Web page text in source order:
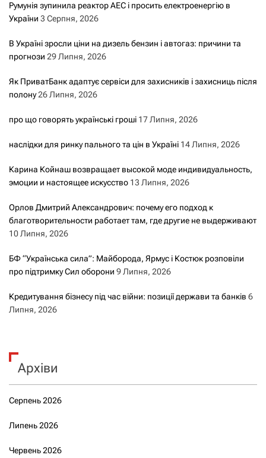
а
а
п
а
м
и
Румунія зупинила реактор АЕС і просить електроенергію в
України 3 Серпня, 2026
В Україні зросли ціни на дизель бензин і автогаз: причини та
прогнози 29 Липня, 2026
Як ПриватБанк адаптує сервіси для захисників і захисниць після
полону26 Липня, 2026
про що говорять українські гроші 17 Липня, 2026
наслідки для ринку пального та цін в Україні 14 Липня, 2026
Карина Койнаш возвращает высокой моде индивидуальность,
эмоции и настоящее искусство 13 Липня, 2026
Орлов Дмитрий Александрович: почему его подход к
благотворительности работает там, где другие не выдерживают
10 Липня, 2026
БФ “Українська сила”: Майборода, Ярмус і Костюк розповіли
про підтримку Сил оборони 9 Липня, 2026
Кредитування бізнесу під час війни: позиції держави та банків 6
Липня, 2026
Архіви
Серпень 2026
Липень 2026
Червень 2026